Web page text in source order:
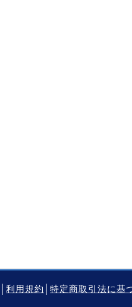
利用規約 特定商取引法に基